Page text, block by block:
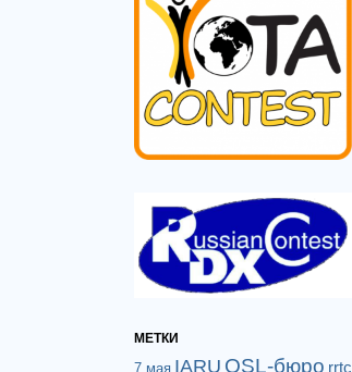
МЕТКИ
7 мая IARU QSL-бюро rrtc